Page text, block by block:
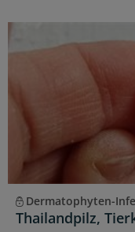
Dermatophyten-
Thailandpilz,